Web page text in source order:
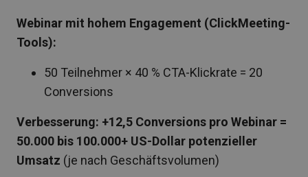
Webinar mit hohem Engagement (ClickMeeting-
Tools):
50 Teilnehmer × 40 % CTA-Klickrate = 20
Conversions
Verbesserung: +12,5 Conversions pro Webinar =
50.000 bis 100.000+ US-Dollar potenzieller
Umsatz (je nach Geschäftsvolumen)